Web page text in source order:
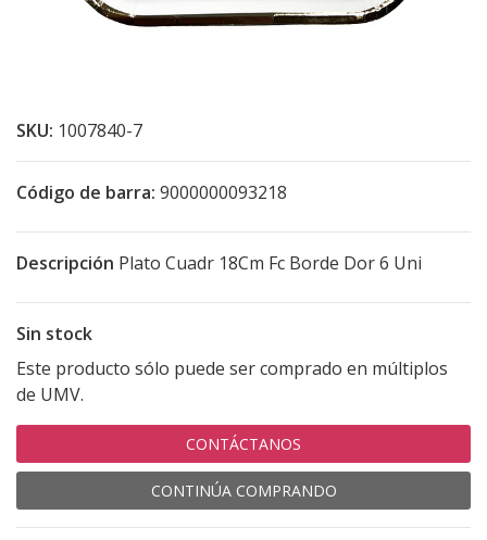
SKU: 1007840-7
Código de barra: 9000000093218
Descripción Plato Cuadr 18Cm Fc Borde Dor 6 Uni
Sin stock
Este producto sólo puede ser comprado en múltiplos
de UMV.
CONTÁCTANOS
CONTINÚA COMPRANDO